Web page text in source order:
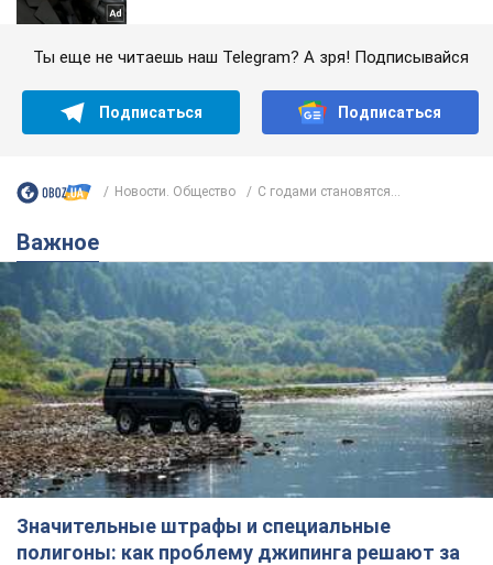
Ты еще не читаешь наш Telegram? А зря! Подписывайся
Подписаться Подписаться
Новости. Общество С годами становятся...
Важное
Значительные штрафы и специальные
полигоны: как проблему джипинга решают за